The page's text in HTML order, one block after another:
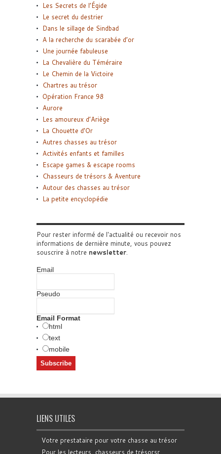
Les Secrets de l’Égide
Le secret du destrier
Dans le sillage de Sindbad
A la recherche du scarabée d’or
Une journée fabuleuse
La Chevalière du Téméraire
Le Chemin de la Victoire
Chartres au trésor
Opération France 98
Aurore
Les amoureux d’Ariège
La Chouette d’Or
Autres chasses au trésor
Activités enfants et familles
Escape games & escape rooms
Chasseurs de trésors & Aventure
Autour des chasses au trésor
La petite encyclopédie
Pour rester informé de l'actualité ou recevoir nos
informations de dernière minute, vous pouvez
souscrire à notre newsletter.
Email
Pseudo
Email Format
html
text
mobile
LIENS UTILES
Votre prestataire pour votre chasse au trésor
Pour les lecteurs, chasseurs de trésorsr